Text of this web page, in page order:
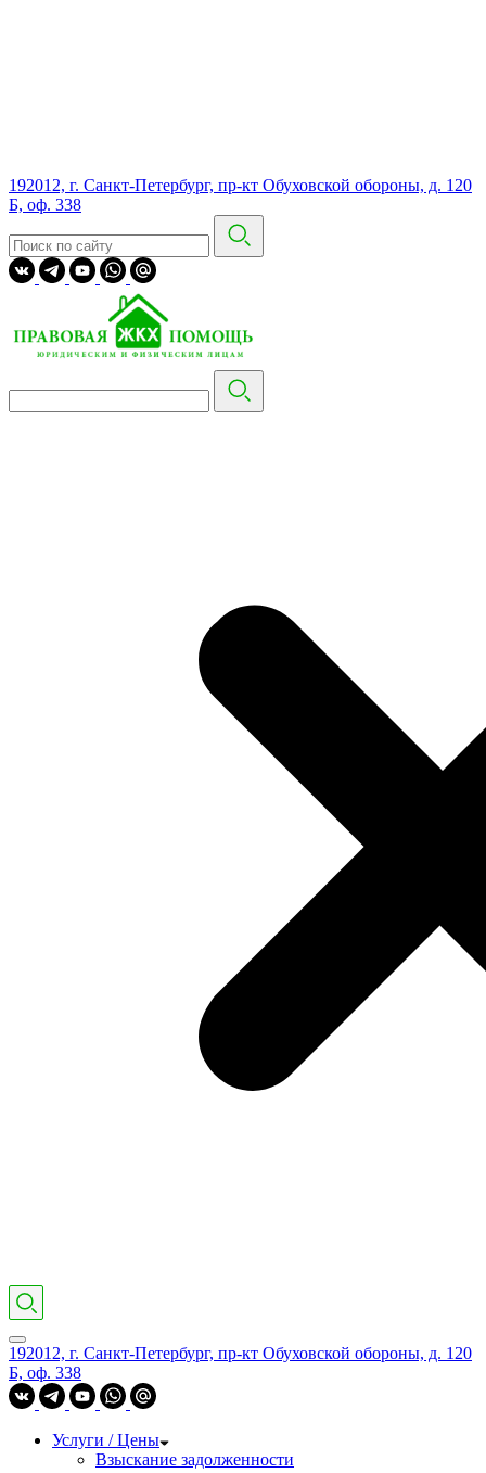
192012, г. Санкт-Петербург, пр-кт Обуховской обороны, д. 120
Б, оф. 338
192012, г. Санкт-Петербург, пр-кт Обуховской обороны, д. 120
Б, оф. 338
Услуги / Цены
Взыскание задолженности